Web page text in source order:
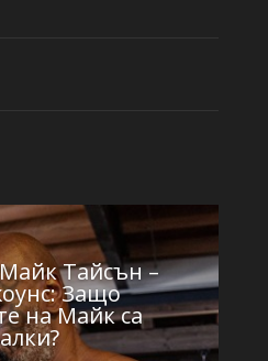
Тайсън –
Защо
на Майк са